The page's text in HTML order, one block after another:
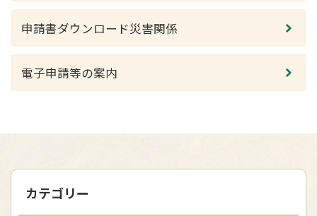
申請書ダウンロード災害関係
電子申請等の案内
カテゴリー